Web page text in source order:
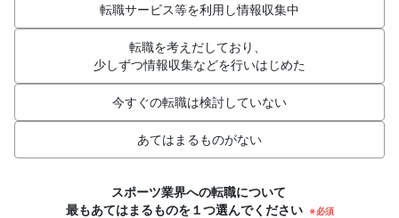
転職サービス等を利用し情報収集中
転職を考えだしており、
少しずつ情報収集などを行いはじめた
今すぐの転職は検討していない
あてはまるものがない
スポーツ業界への転職について
最もあてはまるものを１つ選んでください ※必須